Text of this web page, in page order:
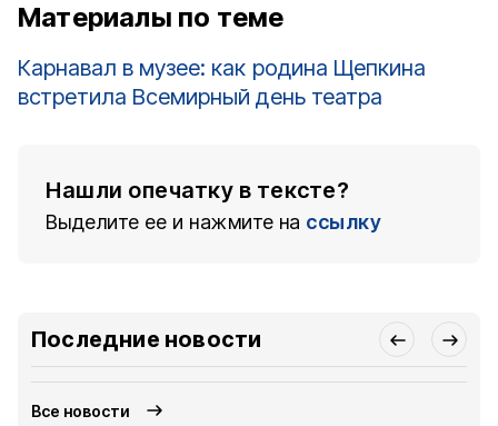
Материалы по теме
Карнавал в музее: как родина Щепкина
встретила Всемирный день театра
Нашли опечатку в тексте?
Выделите ее и нажмите на ссылку
Последние новости
Все новости